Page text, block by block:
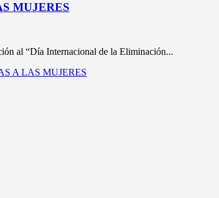
MUJERES
al “Día Internacional de la Eliminación...
A LAS MUJERES